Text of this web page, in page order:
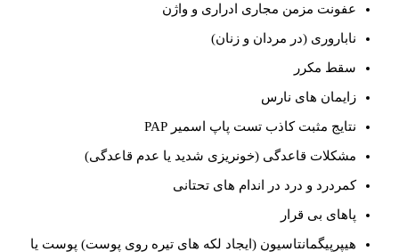
عفونت مزمن مجاری ادراری و واژن
ناباروری (در مردان و زنان)
سقط مکرر
زایمان های نارس
نتایج مثبت کاذب تست پاپ اسمیر PAP
مشکلات قاعدگی (خونریزی شدید یا عدم قاعدگی)
کمردرد و درد در اندام های تحتانی
پاهای بی قرار
هیپرپیگمانتاسیون (ایجاد لکه های تیره روی پوست) پوست یا